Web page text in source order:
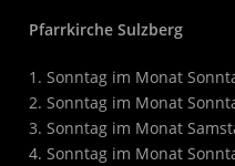
Pfarrkirche Sulzberg
1. Sonntag im Monat
2. Sonntag im Monat
3. Sonntag im Monat
4. Sonntag im Monat